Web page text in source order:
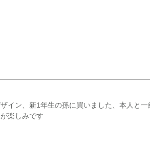
イン、新1年生の孫に買いました、本人と
楽しみです